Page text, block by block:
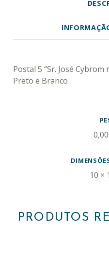
Postal 5 “Sr. José
Preto e Branco
10 ×
PRODUTOS